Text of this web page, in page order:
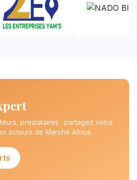
prestataires : partagez votre
acteurs de Marché Africa.